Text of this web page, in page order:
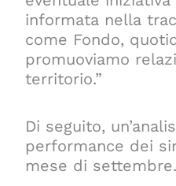
informata nella
come Fondo,
promuoviamo
territorio.”
Di seguito,
performance dei
mese di settembre.